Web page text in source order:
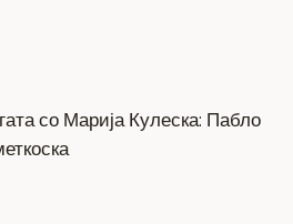
со Марија Кулеска: Пабло